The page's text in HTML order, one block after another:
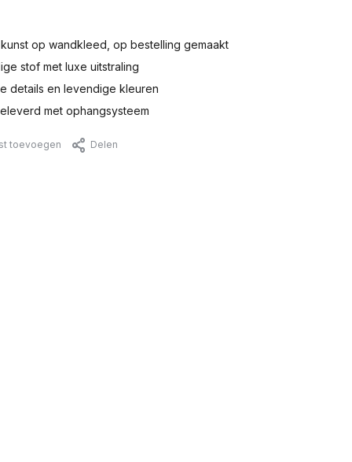
op wandkleed, op bestelling gemaakt
stof met luxe uitstraling
details en levendige kleuren
met ophangsysteem
toevoegen Delen